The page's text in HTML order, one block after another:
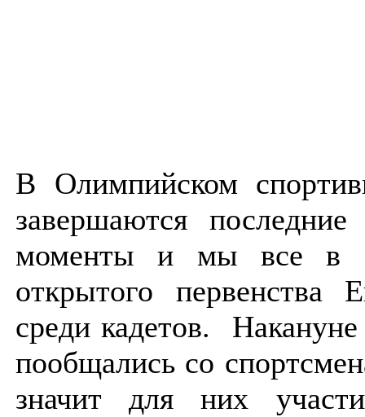
В Олимпийском
завершаются последние
моменты и мы все в
открытого первенства
среди кадетов.
пообщались со
значит для них